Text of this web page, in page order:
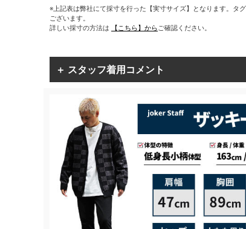
※上記表は弊社にて採寸を行った【実寸サイズ】となります。タ
ございます。
詳しい採寸の方法は
【こちら】からご確認ください。
＋ スタッフ着用コメント